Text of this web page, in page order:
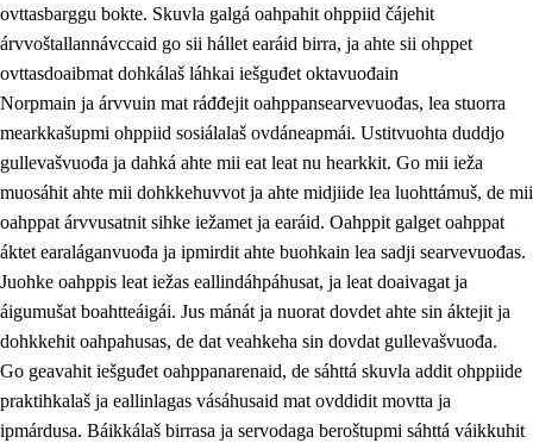
ovttasbarggu bokte. Skuvla galgá oahpahit ohppiid čájehit
árvvoštallannávccaid go sii hállet earáid birra, ja ahte sii ohppet
ovttasdoaibmat dohkálaš láhkai iešguđet oktavuođain
Norpmain ja árvvuin mat ráđđejit oahppansearvevuođas, lea stuorra
mearkkašupmi ohppiid sosiálalaš ovdáneapmái. Ustitvuohta duddjo
gullevašvuođa ja dahká ahte mii eat leat nu hearkkit. Go mii ieža
muosáhit ahte mii dohkkehuvvot ja ahte midjiide lea luohttámuš, de mii
oahppat árvvusatnit sihke iežamet ja earáid. Oahppit galget oahppat
áktet earaláganvuođa ja ipmirdit ahte buohkain lea sadji searvevuođas.
Juohke oahppis leat iežas eallindáhpáhusat, ja leat doaivagat ja
áigumušat boahtteáigái. Jus mánát ja nuorat dovdet ahte sin áktejit ja
dohkkehit oahpahusas, de dat veahkeha sin dovdat gullevašvuođa.
Go geavahit iešguđet oahppanarenaid, de sáhttá skuvla addit ohppiide
praktihkalaš ja eallinlagas vásáhusaid mat ovddidit movtta ja
ipmárdusa. Báikkálaš birrasa ja servodaga beroštupmi sáhttá váikkuhit